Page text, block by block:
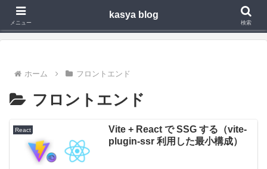
Webアプリ,モバイルアプリの開発や技術検証で得た知見を発信
ホーム フロントエンド
フロントエンド
React
Vite + React で SSG する（vite-
plugin-ssr 利用した最小構成）
メニュー
kasya blog
検索